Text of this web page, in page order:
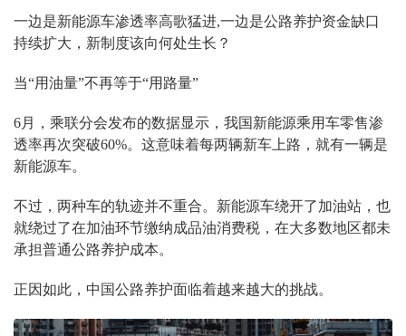
一边是新能源车渗透率高歌猛进,一边是公路养护资金缺口
持续扩大，新制度该向何处生长？
当“用油量”不再等于“用路量”
6月，乘联分会发布的数据显示，我国新能源乘用车零售渗
透率再次突破60%。这意味着每两辆新车上路，就有一辆是
新能源车。
不过，两种车的轨迹并不重合。新能源车绕开了加油站，也
就绕过了在加油环节缴纳成品油消费税，在大多数地区都未
承担普通公路养护成本。
正因如此，中国公路养护面临着越来越大的挑战。